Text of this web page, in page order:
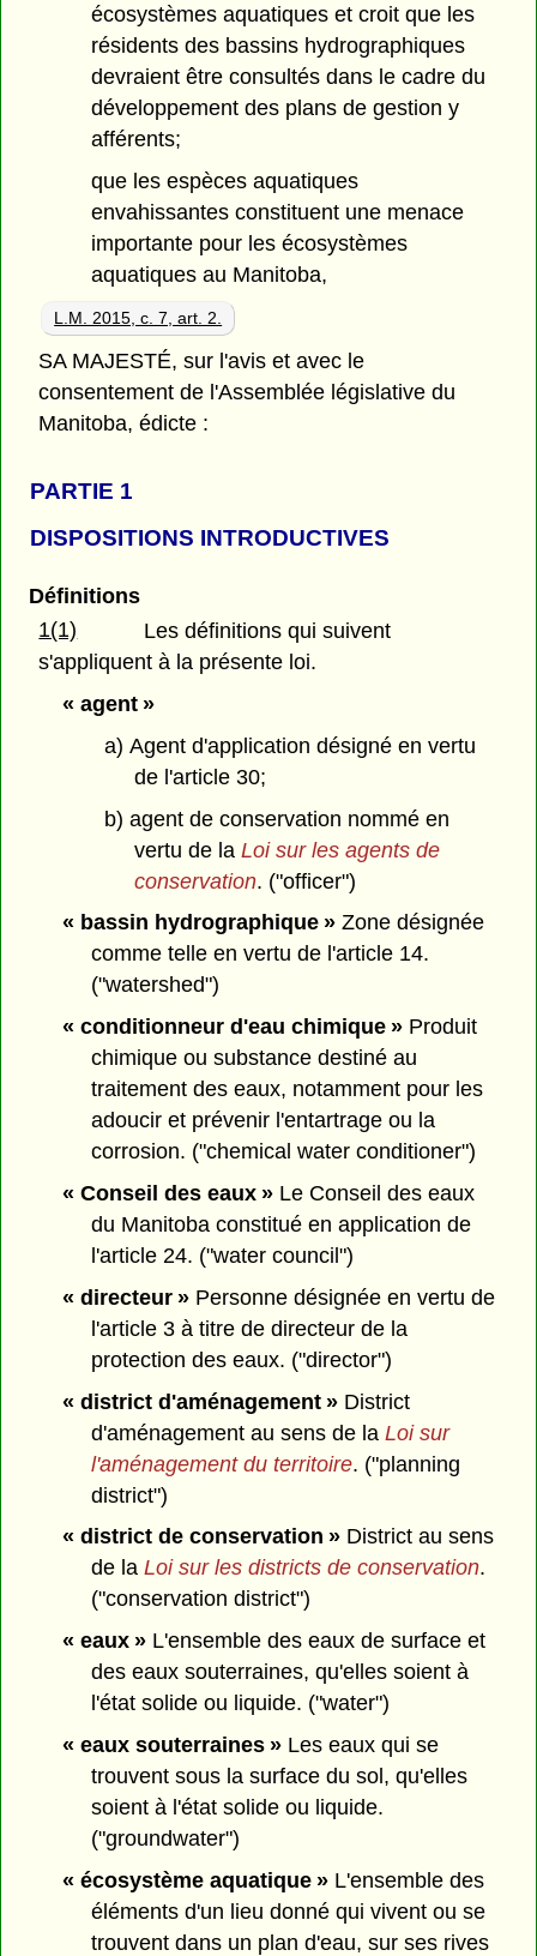
écosystèmes aquatiques et croit que les
résidents des bassins hydrographiques
devraient être consultés dans le cadre du
développement des plans de gestion y
afférents;
que les espèces aquatiques
envahissantes constituent une menace
importante pour les écosystèmes
aquatiques au Manitoba,
L.M. 2015, c. 7, art. 2.
SA MAJESTÉ, sur l'avis et avec le
consentement de l'Assemblée législative du
Manitoba, édicte :
PARTIE 1
DISPOSITIONS INTRODUCTIVES
Définitions
1(1)
Les définitions qui suivent
s'appliquent à la présente loi.
« agent »
a) Agent d'application désigné en vertu
de l'article 30;
b) agent de conservation nommé en
vertu de laLoi sur les agents de
conservation. ("officer")
« bassin hydrographique »Zone désignée
comme telle en vertu de l'article 14.
("watershed")
« conditionneur d'eau chimique »Produit
chimique ou substance destiné au
traitement des eaux, notamment pour les
adoucir et prévenir l'entartrage ou la
corrosion. ("chemical water conditioner")
« Conseil des eaux »Le Conseil des eaux
du Manitoba constitué en application de
l'article 24. ("water council")
« directeur »Personne désignée en vertu de
l'article 3 à titre de directeur de la
protection des eaux. ("director")
« district d'aménagement »District
d'aménagement au sens de laLoi sur
l'aménagement du territoire. ("planning
district")
« district de conservation »District au sens
de laLoi sur les districts de conservation.
("conservation district")
« eaux »L'ensemble des eaux de surface et
des eaux souterraines, qu'elles soient à
l'état solide ou liquide. ("water")
« eaux souterraines »Les eaux qui se
trouvent sous la surface du sol, qu'elles
soient à l'état solide ou liquide.
("groundwater")
« écosystème aquatique »L'ensemble des
éléments d'un lieu donné qui vivent ou se
trouvent dans un plan d'eau, sur ses rives